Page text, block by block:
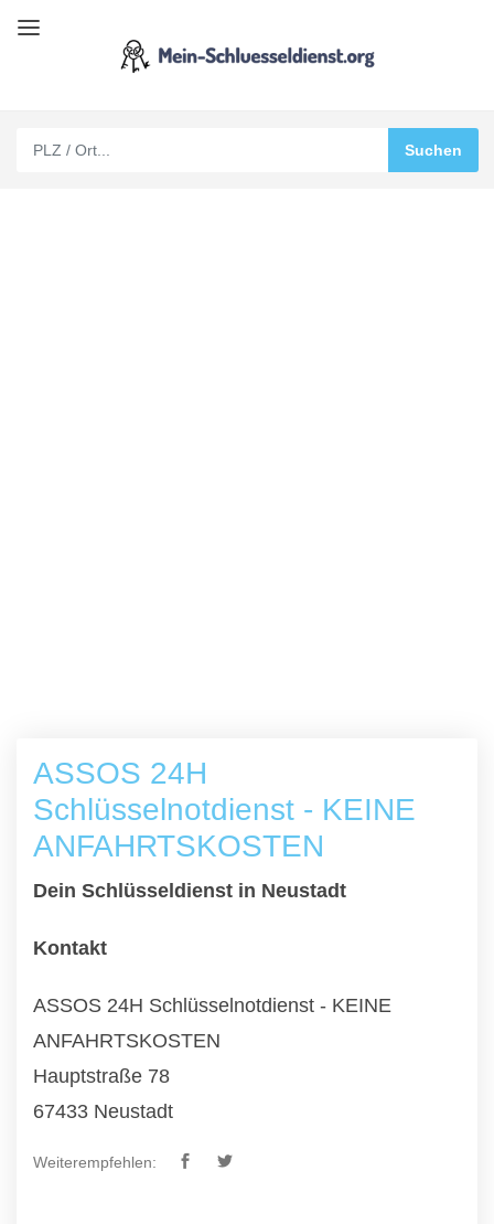
ASSOS 24H
Schlüsselnotdienst - KEINE
ANFAHRTSKOSTEN
Dein Schlüsseldienst in Neustadt
Kontakt
ASSOS 24H Schlüsselnotdienst - KEINE
ANFAHRTSKOSTEN
Hauptstraße 78
67433 Neustadt
Weiterempfehlen: